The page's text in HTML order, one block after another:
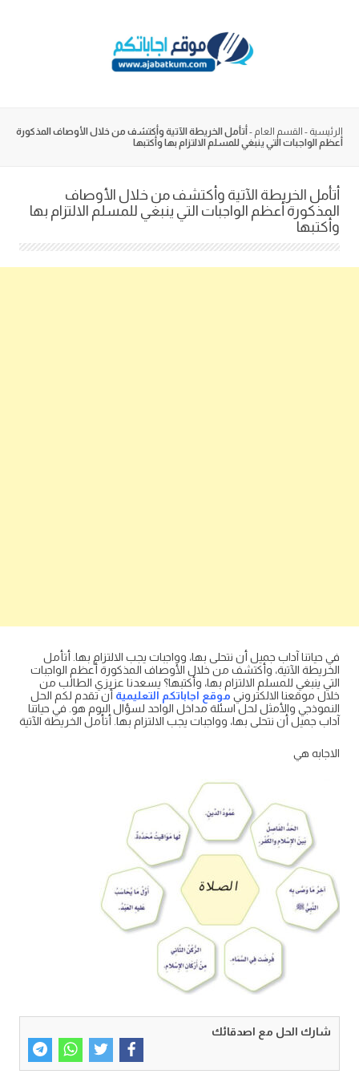
الرئيسية - القسم العام - أتأمل الخريطة الآتية وأكتشف من خلال الأوصاف المذكورة
أعظم الواجبات التي ينبغي للمسلم الالتزام بها وأكتبها
أتأمل الخريطة الآتية وأكتشف من خلال الأوصاف
المذكورة أعظم الواجبات التي ينبغي للمسلم الالتزام بها
وأكتبها
في حياتنا آداب جميل أن نتحلى بها، وواجبات يجب الالتزام بها. أتأمل
الخريطة الآتية، وأكتشف من خلال الأوصاف المذكورة أعظم الواجبات
التي ينبغي للمسلم الالتزام بها، وأكتبها؟ يسعدنا عزيزي الطالب من
خلال موقعنا الالكتروني موقع اجاباتكم التعليمية أن تقدم لكم الحل
النموذجي والأمثل لحل اسئلة مداخل الواحد لسؤال اليوم هو. في حياتنا
آداب جميل أن نتحلى بها، وواجبات يجب الالتزام بها. أتأمل الخريطة الآتية
الاجابه هي
شارك الحل مع اصدقائك